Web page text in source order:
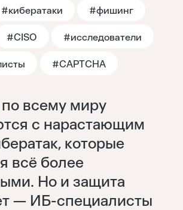
#кибератаки #фишинг
#CISO #исследователи
#CAPTCHA
всему миру
с нарастающим
которые
всё более
Но и защита
— ИБ-специалисты